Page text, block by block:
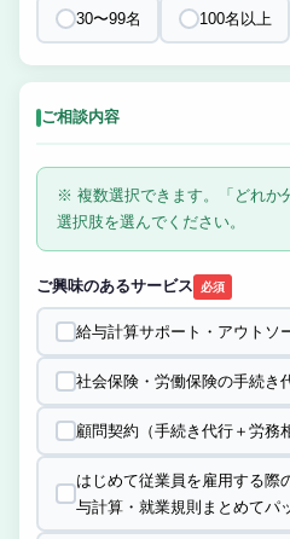
30〜99名 100名以上
ご相談内容
※ 複数選択できます。「どれか
選択肢を選んでください。
ご興味のあるサービス 必須
給与計算サポート・アウトソ
社会保険・労働保険の手続き
顧問契約（手続き代行＋労務
はじめて従業員を雇用する際
与計算・就業規則まとめてパ